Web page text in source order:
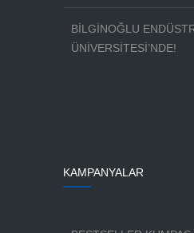
BİLGİNOĞLU
ÜNİVERSİTESİ’NDE!
KAMPANYALAR